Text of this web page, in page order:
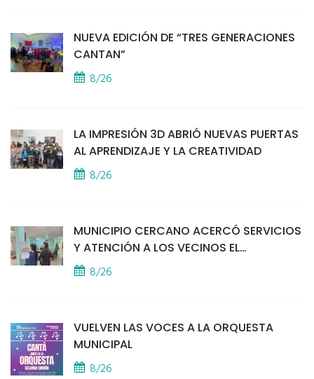
NUEVA EDICIÓN DE “TRES GENERACIONES
CANTAN”
8/26
LA IMPRESIÓN 3D ABRIÓ NUEVAS PUERTAS
AL APRENDIZAJE Y LA CREATIVIDAD
8/26
MUNICIPIO CERCANO ACERCÓ SERVICIOS
Y ATENCIÓN A LOS VECINOS EL
PROVINCIAL
8/26
VUELVEN LAS VOCES A LA ORQUESTA
MUNICIPAL
8/26